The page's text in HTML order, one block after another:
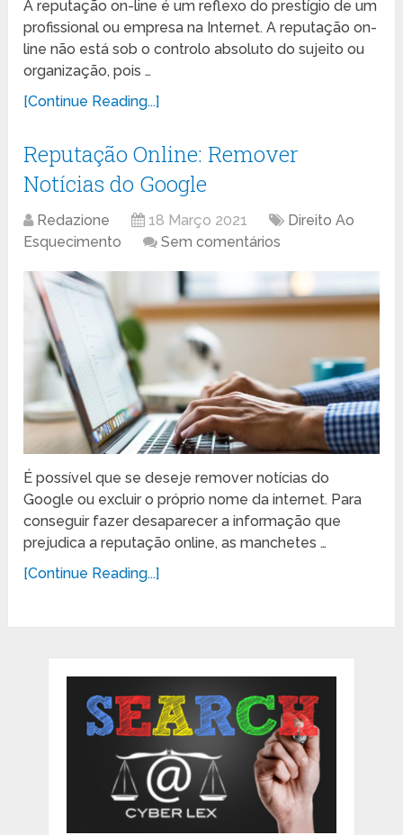
A reputação on-line é um reflexo do prestígio de um
profissional ou empresa na Internet. A reputação on-
line não está sob o controlo absoluto do sujeito ou
organização, pois …
[Continue Reading...]
Reputação Online: Remover
Notícias do Google
Redazione 18 Março 2021
Direito Ao
Esquecimento
Sem comentários
É possível que se deseje remover notícias do
Google ou excluir o próprio nome da internet. Para
conseguir fazer desaparecer a informação que
prejudica a reputação online, as manchetes …
[Continue Reading...]